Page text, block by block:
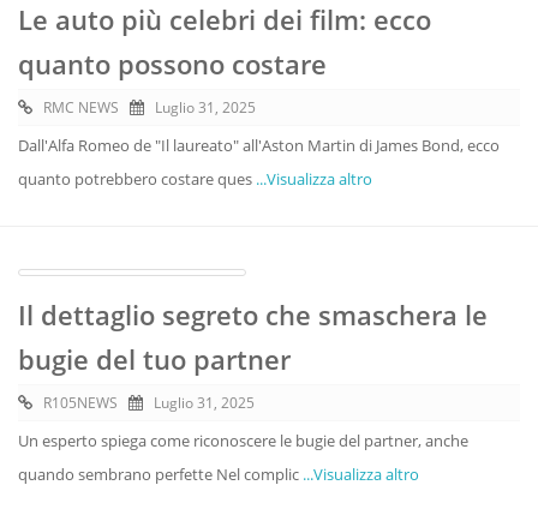
Le auto più celebri dei film: ecco
quanto possono costare
RMC NEWS Luglio 31, 2025
Dall'Alfa Romeo de "Il laureato" all'Aston Martin di James Bond, ecco
quanto potrebbero costare ques ...Visualizza altro
Il dettaglio segreto che smaschera le
bugie del tuo partner
R105NEWS Luglio 31, 2025
Un esperto spiega come riconoscere le bugie del partner, anche
quando sembrano perfette Nel complic ...Visualizza altro